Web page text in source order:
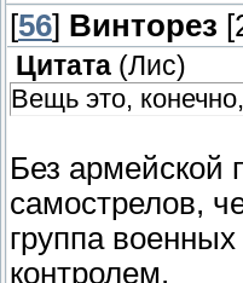
[56] Винторез
Цитата (Лис)
Вещь это,
Без армейской
самострелов,
группа
контролем.